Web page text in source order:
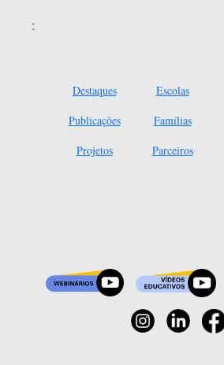
Destaques
Publicações
Projetos
Escolas
Famílias
Parceiros